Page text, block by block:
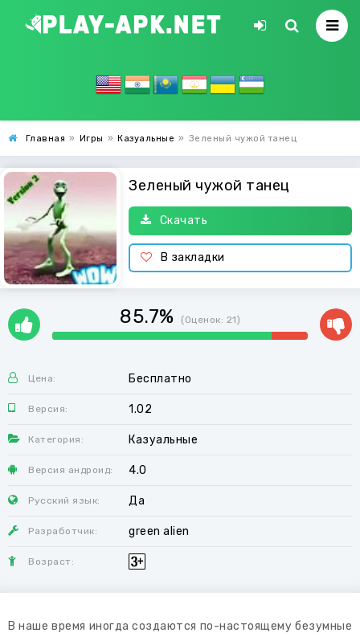
Главная » Игры » Казуальные » Зеленый чужой танец
Зеленый чужой танец
Скачать
В закладки
85.7% (Оценок: 21)
Цена: Бесплатно
Версия: 1.02
Категория: Казуальные
Версия андроид: 4.0
Русский язык: Да
Разработчик: green alien
Возраст:
В наше время иногда создаются по-настоящему безумные